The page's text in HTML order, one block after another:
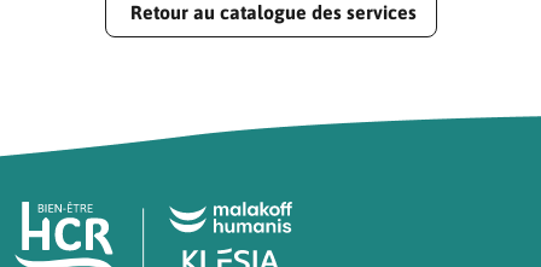
Retour au catalogue des services
Pied de page HCR Bien-Être